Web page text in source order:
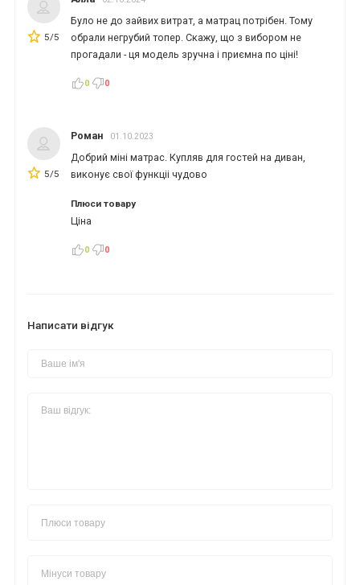
5/5
Було не до зайвих витрат, а матрац потрібен. Тому
обрали негрубий топер. Скажу, що з вибором не
прогадали - ця модель зручна і приємна по ціні!
0 0
5/5
Роман 01.10.2023
Добрий міні матрас. Купляв для гостей на диван,
виконує свої функціі чудово
Плюси товару
Ціна
0 0
Написати відгук